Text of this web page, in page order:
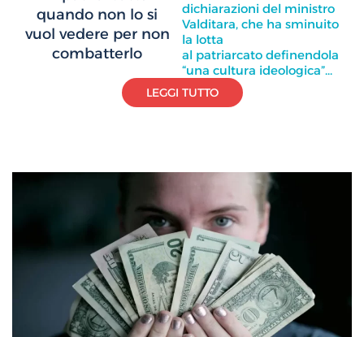
quando non lo si
vuol vedere per non
combatterlo
dichiarazioni del ministro
Valditara, che ha sminuito
la lotta
al patriarcato definendola
“una cultura ideologica”...
LEGGI TUTTO